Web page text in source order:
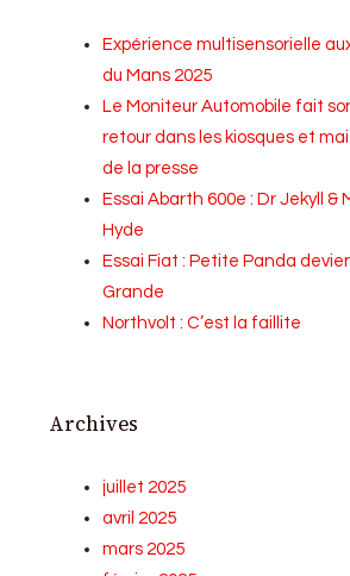
Expérience multisensorielle
du Mans 2025
Le Moniteur Automobile fait
retour dans les kiosques et
de la presse
Essai Abarth 600e : Dr Jekyll &
Hyde
Essai Fiat : Petite Panda
Grande
Northvolt : C’est la faillite
Archives
juillet 2025
avril 2025
mars 2025